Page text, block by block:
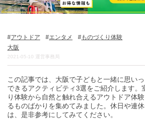
お問い合わせ
トラベルライター募集
アウトドア エンタメ
ものづくり体験
大阪
2021-05-10 運営事務局
この記事では、大阪で子どもと一緒に思い
できるアクティビティ3選をご紹介します。
り体験から自然と触れ合えるアウトドア体
るものばかりを集めてみました。休日や連
は、是非参考にしてみてください。